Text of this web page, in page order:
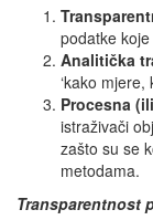
podatke
Analitička
‘kako
Procesna
istraživači
zašto su se
metodama.
Transparentnost